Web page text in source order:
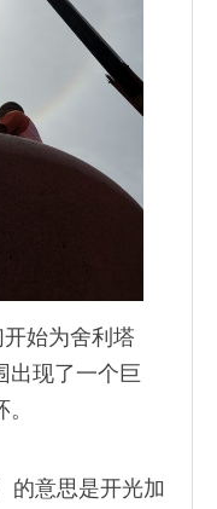
始为舍利塔
出现了一个巨
的意思是开光加